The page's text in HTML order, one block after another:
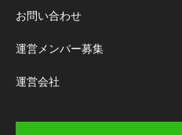
お問い合わせ
運営メンバー募集
運営会社